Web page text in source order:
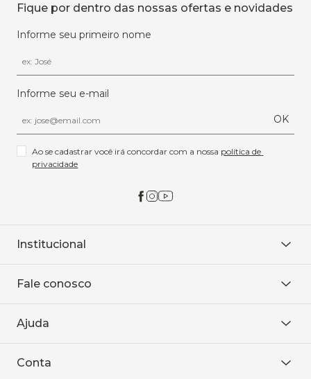
Fique por dentro das nossas ofertas e novidades
Informe seu primeiro nome
Informe seu e-mail
OK
Ao se cadastrar você irá concordar com a nossa política de
privacidade
Institucional
Onde encontrar
Baixe o APP
Fale conosco
WhatsApp
Ajuda
Política de entrega
Conta